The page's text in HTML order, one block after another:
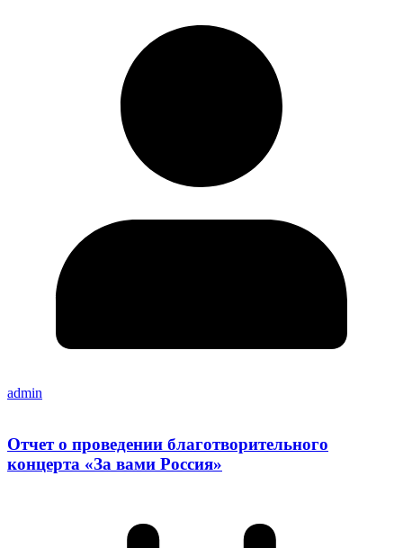
admin
Отчет о проведении благотворительного
концерта «За вами Россия»